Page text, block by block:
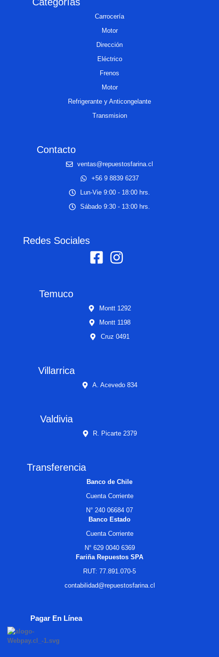
Categorías
Carrocería
Motor
Dirección
Eléctrico
Frenos
Motor
Refrigerante y Anticongelante
Transmision
Contacto
ventas@repuestosfarina.cl
+56 9 8839 6237
Lun-Vie 9:00 - 18:00 hrs.
Sábado 9:30 - 13:00 hrs.
Redes Sociales
Temuco
Montt 1292
Montt 1198
Cruz 0491
Villarrica
A. Acevedo 834
Valdivia
R. Picarte 2379
Transferencia
Banco de Chile
Cuenta Corriente
N° 240 06684 07
Banco Estado
Cuenta Corriente
N° 629 0040 6369
Fariña Repuestos SPA
RUT: 77.891.070-5
contabilidad@repuestosfarina.cl
Pagar En Línea